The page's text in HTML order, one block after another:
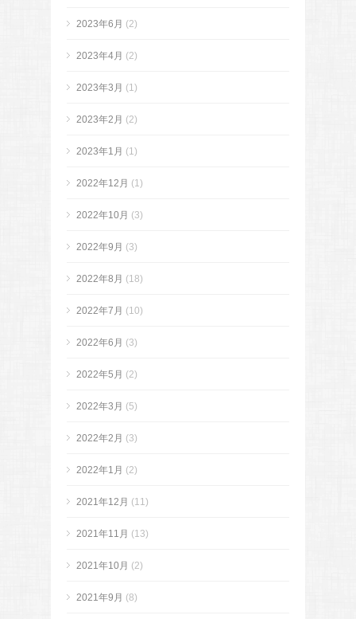
2023年6月 (2)
2023年4月 (2)
2023年3月 (1)
2023年2月 (2)
2023年1月 (1)
2022年12月 (1)
2022年10月 (3)
2022年9月 (3)
2022年8月 (18)
2022年7月 (10)
2022年6月 (3)
2022年5月 (2)
2022年3月 (5)
2022年2月 (3)
2022年1月 (2)
2021年12月 (11)
2021年11月 (13)
2021年10月 (2)
2021年9月 (8)